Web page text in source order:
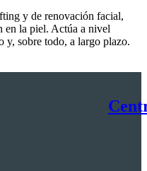
y de renovación facial,
en la piel. Actúa a nivel
y, sobre todo, a largo plazo.